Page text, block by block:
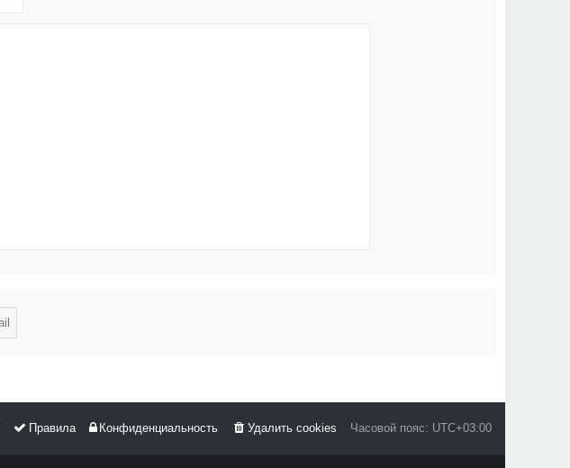
Часовой пояс: UTC+03:00
Удалить cookies
Конфиденциальность
Правила